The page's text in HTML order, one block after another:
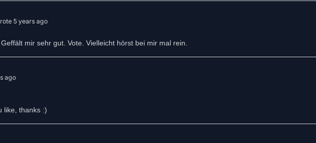
5 years ago
mir sehr gut. Vote. Vielleicht hörst bei mir mal rein.
ago
like, thanks :)